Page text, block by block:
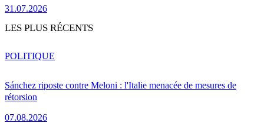
31.07.2026
LES PLUS RÉCENTS
Sánchez riposte contre Meloni : l'Italie menacée de mesures de
rétorsion
07.08.2026
POLITIQUE